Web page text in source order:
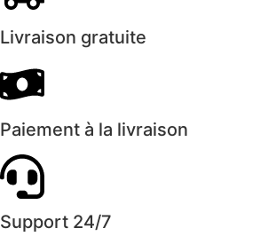
Livraison gratuite
Paiement à la livraison
Support 24/7